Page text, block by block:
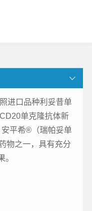
进口品种利妥昔单
单克隆抗体新
平希®（瑞帕妥单
物之一，具有充分
。